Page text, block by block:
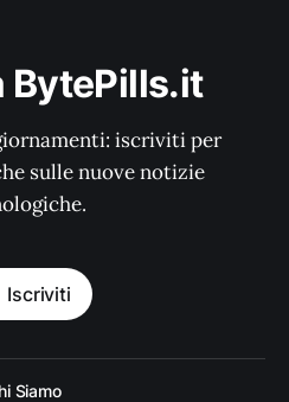
BytePills.it
iscriviti per
sulle nuove notizie
Iscriviti
Siamo